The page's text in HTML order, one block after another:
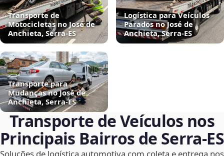
Transporte de
Motocicletas no José de
Anchieta, Serra‑ES
Logística para Veículos
Parados no José de
Anchieta, Serra‑ES
Transporte para
Mudanças no José de
Anchieta, Serra‑ES
Transporte de Veículos nos
Principais Bairros de Serra‑ES
Soluções de logística automotiva com coleta e entrega nos